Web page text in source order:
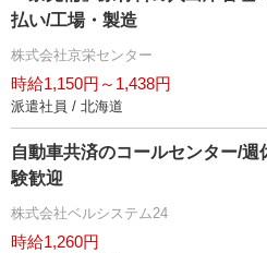
払い/工場・製造
株式会社京栄センター
時給1,150円～1,438円
派遣社員 / 北海道
自動車共済のコールセンター/
験歓迎
株式会社ベルシステム24
時給1,260円